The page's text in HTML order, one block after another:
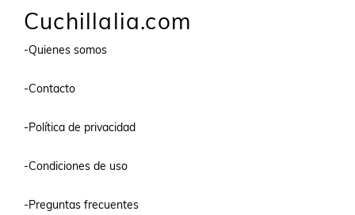
Cuchillalia.com
-Quienes somos
-Contacto
-Política de privacidad
-Condiciones de uso
-Preguntas frecuentes